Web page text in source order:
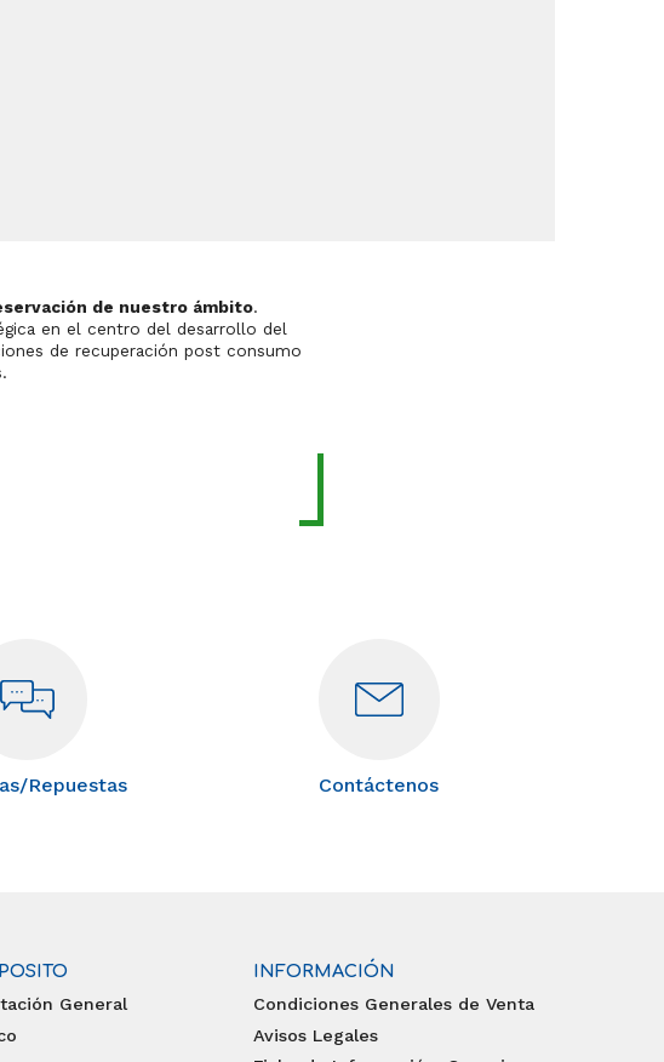
de nuestro ámbito.
del desarrollo del
de recuperación post consumo
Repuestas Contáctenos
General
INFORMACIÓN
Condiciones Generales de Venta
Avisos Legales